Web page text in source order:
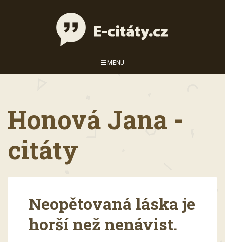
MENU
Honová Jana -
citáty
Neopětovaná láska je
horší než nenávist.